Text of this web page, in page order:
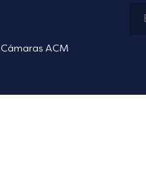
Cámaras ACM